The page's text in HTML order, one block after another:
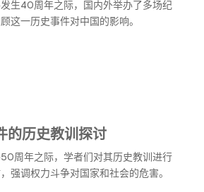
生40周年之际，国内外举办了多场纪
这一历史事件对中国的影响。
的历史教训探讨
周年之际，学者们对其历史教训进行
强调权力斗争对国家和社会的危害。